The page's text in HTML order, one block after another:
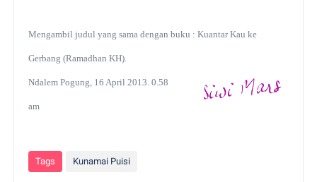
Mengambil judul yang sama dengan buku : Kuantar Kau ke
Gerbang (Ramadhan KH).
Ndalem Pogung, 16 April 2013. 0.58
am
Tags Kunamai Puisi